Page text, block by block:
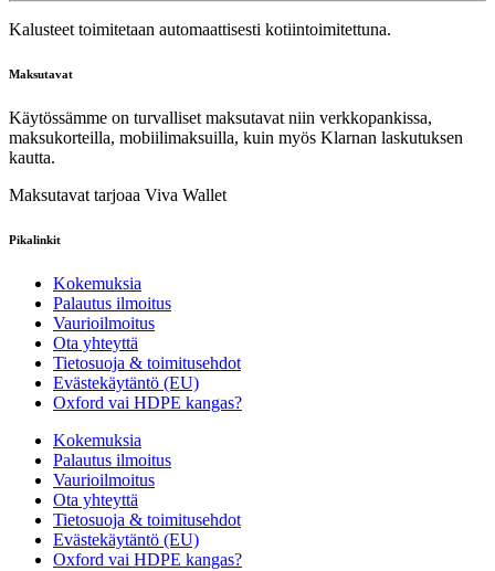
Kalusteet toimitetaan automaattisesti kotiintoimitettuna.
Maksutavat
Käytössämme on turvalliset maksutavat niin verkkopankissa,
maksukorteilla, mobiilimaksuilla, kuin myös Klarnan laskutuksen
kautta.
Maksutavat tarjoaa Viva Wallet
Pikalinkit
Kokemuksia
Palautus ilmoitus
Vaurioilmoitus
Ota yhteyttä
Tietosuoja & toimitusehdot
Evästekäytäntö (EU)
Oxford vai HDPE kangas?
Kokemuksia
Palautus ilmoitus
Vaurioilmoitus
Ota yhteyttä
Tietosuoja & toimitusehdot
Evästekäytäntö (EU)
Oxford vai HDPE kangas?